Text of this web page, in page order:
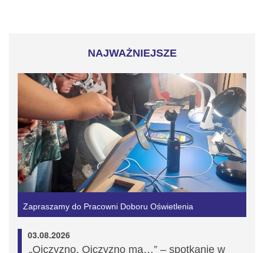
NAJWAŻNIEJSZE
Zapraszamy do Pracowni Doboru Oświetlenia
03.08.2026
„Ojczyzno, Ojczyzno ma…” – spotkanie w